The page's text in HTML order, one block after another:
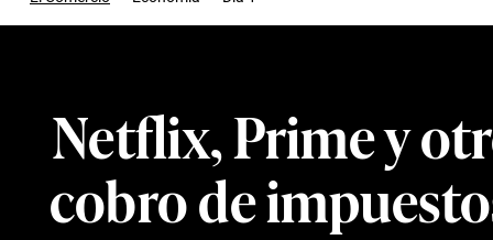
Netflix, Prime y
cobro de